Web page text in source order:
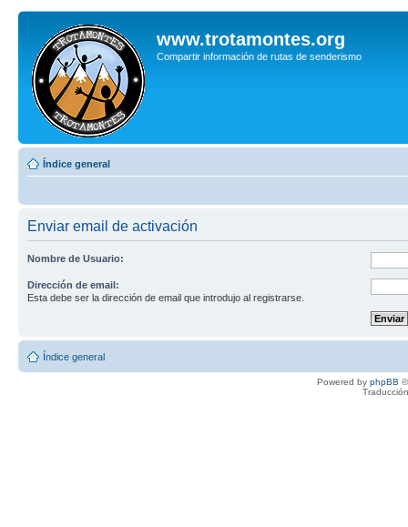
www.trotamontes.org
Compartir información de rutas de senderismo
Índice general
Enviar email de activación
Nombre de Usuario:
Dirección de email:
Esta debe ser la dirección de email que introdujo al registrarse.
Índice general
Powered by phpBB